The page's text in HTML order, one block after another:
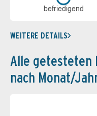
be­frie­di­gend
WEITERE DETAILS
Alle getesteten
nach Monat/